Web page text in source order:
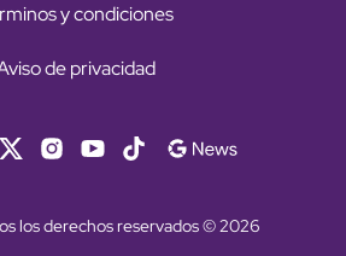
y condiciones
de privacidad
los derechos reservados © 2026